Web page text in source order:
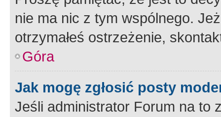
nie ma nic z tym wspólnego.
otrzymałeś ostrzeżenie,
Góra
Jak mogę zgłosić posty
Jeśli administrator Forum na to